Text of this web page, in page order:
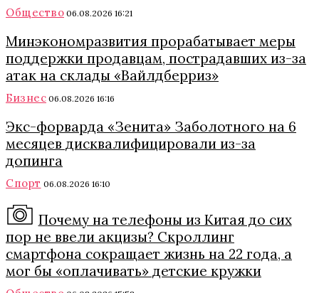
Общество 06.08.2026 16:21
Минэкономразвития прорабатывает меры
поддержки продавцам, пострадавших из-за
атак на склады «Вайлдберриз»
Бизнес 06.08.2026 16:16
Экс-форварда «Зенита» Заболотного на 6
месяцев дисквалифицировали из-за
допинга
Спорт 06.08.2026 16:10
Почему на телефоны из Китая до сих
пор не ввели акцизы? Скроллинг
смартфона сокращает жизнь на 22 года, а
мог бы «оплачивать» детские кружки